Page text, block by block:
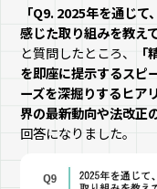
「Q9. 2025年を通じ
感じた取り組みを教え
と質問したところ、
を即座に提示するスピ
ーズを深掘りするヒア
界の最新動向や法改正
回答になりました。